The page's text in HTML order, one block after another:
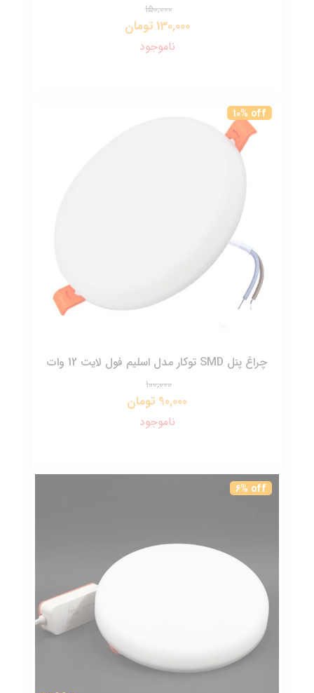
150,000
130,000 تومان
ناموجود
10% off
چراغ پنل SMD توکار مدل اسلیم فول لایت 12 وات
100,000
90,000 تومان
ناموجود
6% off